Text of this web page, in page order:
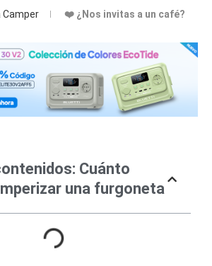
Camper ❤️ ¿Nos invitas a un café?
Cuánto
una furgoneta